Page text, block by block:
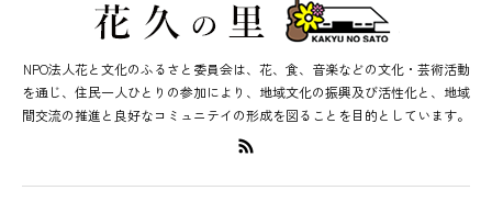
NPO法人花と文化のふるさと委員会は、花、食、音楽などの文化・芸術活動
を通じ、住民一人ひとりの参加により、地域文化の振興及び活性化と、地域
間交流の推進と良好なコミュニテイの形成を図ることを目的としています。